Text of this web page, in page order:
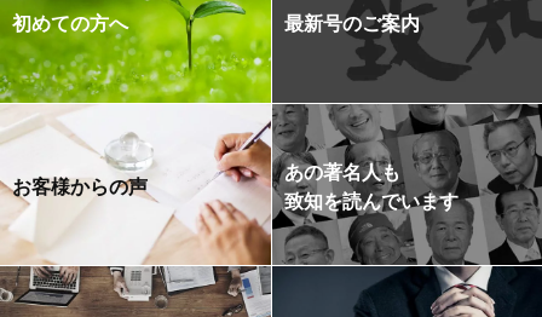
初めての方へ 最新号のご案内
お客様からの声
あの著名人も
致知を読んでいます